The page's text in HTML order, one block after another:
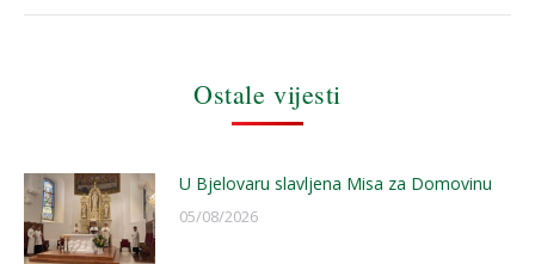
Ostale vijesti
U Bjelovaru slavljena Misa za Domovinu
05/08/2026